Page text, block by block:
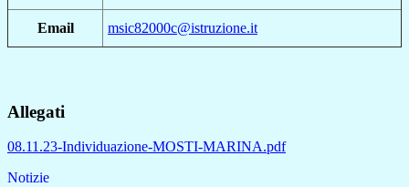
Email msic82000c@istruzione.it
Allegati
08.11.23-Individuazione-MOSTI-MARINA.pdf
Notizie